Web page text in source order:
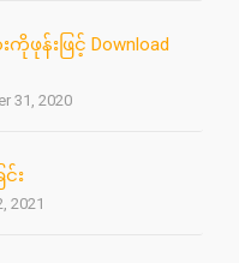
းကိုဖုန်းဖြင့် Download
31, 2020
း
2021